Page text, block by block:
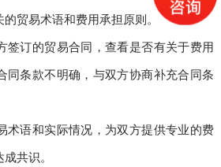
贸易术语和费用承担原则。
签订的贸易合同，查看是否有关于费用
同条款不明确，与双方协商补充合同条
术语和实际情况，为双方提供专业的费
共识。